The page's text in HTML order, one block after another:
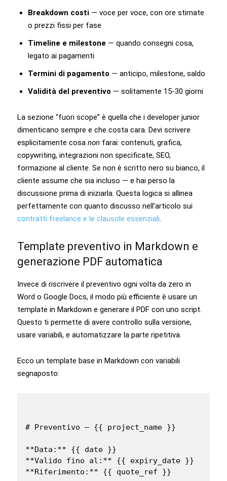
Breakdown costi — voce per voce, con ore stimate
o prezzi fissi per fase
Timeline e milestone — quando consegni cosa,
legato ai pagamenti
Termini di pagamento — anticipo, milestone, saldo
Validità del preventivo — solitamente 15-30 giorni
La sezione “fuori scope” è quella che i developer junior
dimenticano sempre e che costa cara. Devi scrivere
esplicitamente cosa non farai: contenuti, grafica,
copywriting, integrazioni non specificate, SEO,
formazione al cliente. Se non è scritto nero su bianco, il
cliente assume che sia incluso — e hai perso la
discussione prima di iniziarla. Questa logica si allinea
perfettamente con quanto discusso nell’articolo sui
contratti freelance e le clausole essenziali
Template preventivo in Markdown e
generazione PDF automatica
Invece di riscrivere il preventivo ogni volta da zero in
Word o Google Docs, il modo più efficiente è usare un
template in Markdown e generare il PDF con uno script.
Questo ti permette di avere controllo sulla versione,
usare variabili, e automatizzare la parte ripetitiva.
Ecco un template base in Markdown con variabili
segnaposto:
# Preventivo — {{ project_name }}
**Data:** {{ date }}
**Valido fino al:** {{ expiry_date }}
**Riferimento:** {{ quote_ref }}